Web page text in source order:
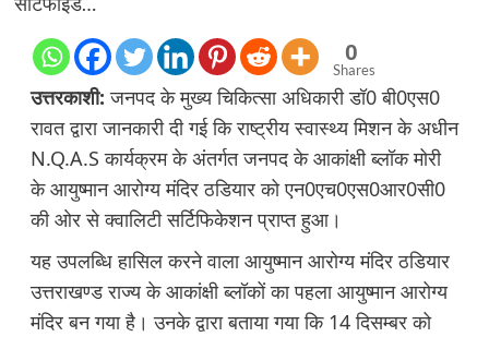
0
Shares
उत्तरकाशी: जनपद के मुख्य चिकित्सा अधिकारी डॉ0 बी0एस0
रावत द्वारा जानकारी दी गई कि राष्ट्रीय स्वास्थ्य मिशन के अधीन
N.Q.A.S कार्यक्रम के अंतर्गत जनपद के आकांक्षी ब्लॉक मोरी
के आयुष्मान आरोग्य मंदिर ठडियार को एन0एच0एस0आर0सी0
की ओर से क्वालिटी सर्टिफिकेशन प्राप्त हुआ।
यह उपलब्धि हासिल करने वाला आयुष्मान आरोग्य मंदिर ठडियार
उत्तराखण्ड राज्य के आकांक्षी ब्लॉकों का पहला आयुष्मान आरोग्य
मंदिर बन गया है। उनके द्वारा बताया गया कि 14 दिसम्बर को